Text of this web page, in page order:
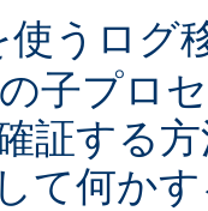
使うログ
子プロ
証する
て何か